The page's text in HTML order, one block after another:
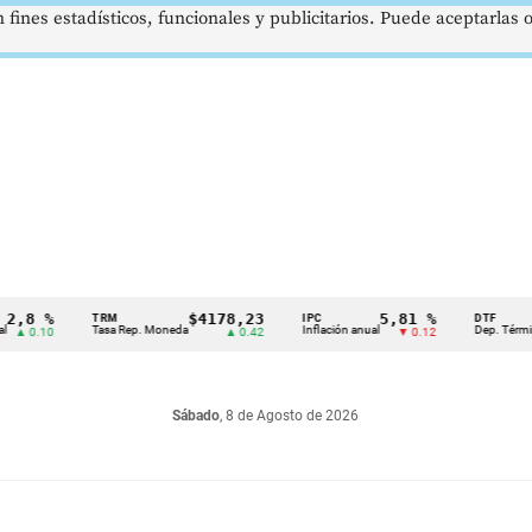
%
Tasa Rep. Moneda
$4178,23
▲ 0.42 Inflación anual
5,81 %
▼ 0.12 Dep. Término
Sábado, 8 de Agosto de 2026
estadísticos, funcionales y publicitarios. Puede aceptarlas